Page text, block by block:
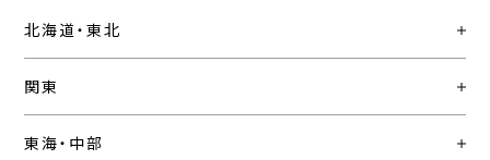
北海道・東北
関東
東海・中部